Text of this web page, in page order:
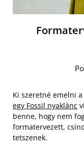
Ki szeretné emelni
egy Fossil nyaklánc
benne, hogy nem
formatervezett,
tetszenek.